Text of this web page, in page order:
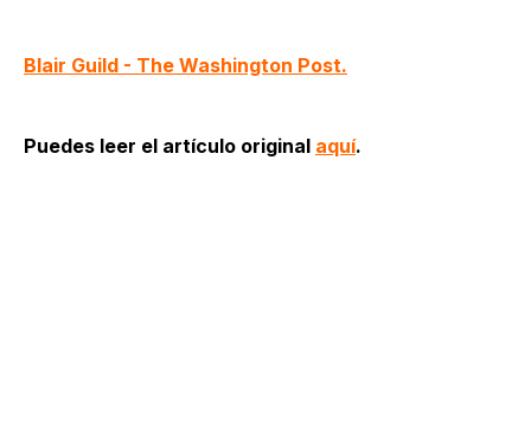
Blair Guild - The Washington Post.
Puedes leer el artículo original aquí.